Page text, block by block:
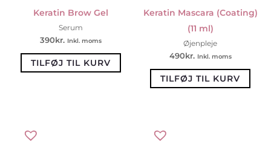
Keratin Brow Gel
Serum
390kr. Inkl. moms
TILFØJ TIL KURV
Keratin Mascara (Coating)
(11 ml)
Øjenpleje
490kr. Inkl. moms
TILFØJ TIL KURV